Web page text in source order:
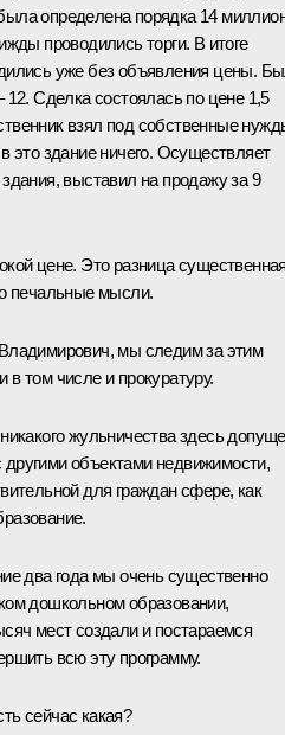
определена порядка 14
проводились торги. В итоге
уже без объявления цены.
12. Сделка состоялась по цене 1,5
взял под собственные
это здание ничего. Осуществляет
выставил на продажу за 9
цене. Это разница
печальные мысли.
мы следим за этим
том числе и прокуратуру.
жульничества здесь
другими объектами недвижимости,
для граждан сфере, как
два года мы очень существенно
дошкольном образовании,
мест создали и постараемся
всю эту программу.
сейчас какая?